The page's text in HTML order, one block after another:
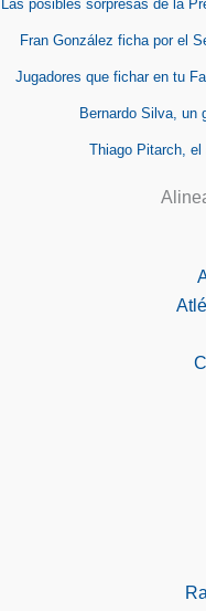
Las posibles sorpresas de la
Fran González ficha por el
Jugadores que fichar en tu
Bernardo Silva, un
Thiago Pitarch,